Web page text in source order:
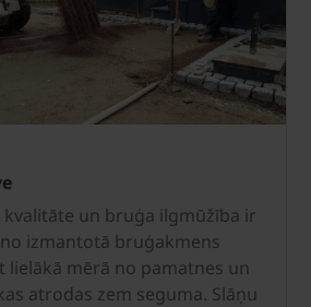
kvalitāte un bruģa ilgmūžība ir
izmantotā bruģakmens
lielākā mērā no pamatnes un
atrodas zem seguma. Slāņu